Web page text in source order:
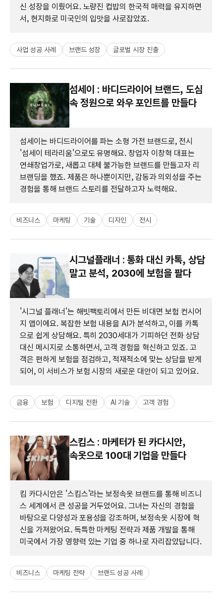
신 성장을 이뤘어요. 노량진 컵밥의 한국적 매력을 유지하면
서, 현지화로 미국인의 입맛을 사로잡았죠.
사업 성공 사례 브랜드 성장 글로벌 시장 진출
섬세이 : 바디드라이어 브랜드, 도심
속 정원으로 와우 포인트를 만들다
섬세이는 바디드라이어를 파는 소형 가전 브랜드로, 전시
'섬세이 테라리움'으로도 유명해요. 창업자 이창혁 대표는
연쇄창업가로, 새롭고 대체 불가능한 브랜드를 만들고자 리
브랜딩을 했죠. 제품은 하나뿐이지만, 감동과 의외성을 주는
경험을 통해 브랜드 스토리를 전달하고자 노력해요.
비즈니스 마케팅 기술 디자인 전시
시그널플래너 : 통화 대신 카톡, 상담
말고 분석, 2030에 보험을 팔다
'시그널 플래너'는 해빗팩토리에서 만든 비대면 보험 컨시어
지 앱이에요. 복잡한 보험 내용을 AI가 분석하고, 이를 카톡
으로 쉽게 상담해요. 특히 2030세대가 기피하던 전화 상담
대신 메시지로 소통하면서, 고객 경험을 혁신하고 있죠. 고
객은 편하게 보험을 점검하고, 적재적소에 맞는 상담을 받게
되어, 이 서비스가 보험 시장의 새로운 대안이 되고 있어요.
금융 보험 디지털 전환 AI 기술 고객 경험
스킴스 : 마케터가 된 카다시안,
속옷으로 100대 기업을 만들다
킴 카다시안은 '스킴스'라는 보정속옷 브랜드를 통해 비즈니
스 세계에서 큰 성공을 거두었어요. 그녀는 자신의 경험을
바탕으로 다양성과 포용성을 강조하며, 보정속옷 시장에 혁
신을 가져왔어요. 독특한 마케팅 전략과 제품 개발을 통해
미국에서 가장 영향력 있는 기업 중 하나로 자리잡았답니다.
비즈니스 마케팅 전략 브랜드 성공 사례